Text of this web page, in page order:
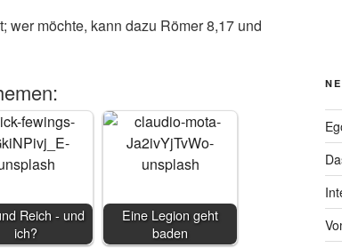
wer möchte, kann dazu Römer 8,17 und
Reich - und
ich?
Eine Legion geht
baden